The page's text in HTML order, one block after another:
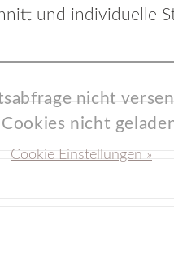
und individuelle
nicht
nicht
Cookie Einstellungen »